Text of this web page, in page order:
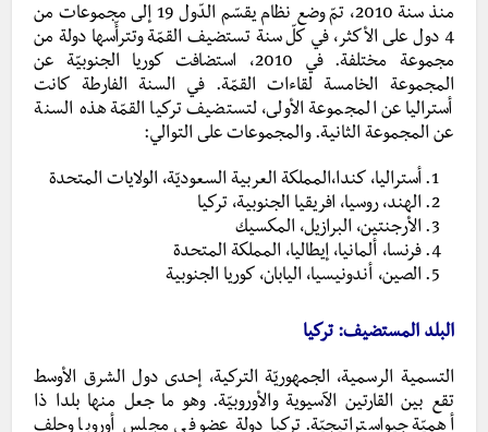
منذ سنة 2010، تمّ وضع نظام يقسّم الدّول 19 إلى مجموعات من
4 دول على الأكثر، في كلّ سنة تستضيف القمّة وتترأّسها دولة من
مجموعة مختلفة. في 2010، استضافت كوريا الجنوبيّة عن
المجموعة الخامسة لقاءات القمّة. في السنة الفارطة كانت
أستراليا عن المجموعة الأولى، لتستضيف تركيا القمّة هذه السنة
عن المجموعة الثانية. والمجموعات على التوالي:
أستراليا، كندا،المملكة العربية السعوديّة، الولايات المتحدة
الهند، روسيا، افريقيا الجنوبية، تركيا
الأرجنتين، البرازيل، المكسيك
فرنسا، ألمانيا، إيطاليا، المملكة المتحدة
الصين، أندونيسيا، اليابان، كوريا الجنوبية
البلد المستضيف: تركيا
التسمية الرسمية، الجمهوريّة التركية، إحدى دول الشرق الأوسط
تقع بين القارتين الآسيوية والأوروبيّة. وهو ما جعل منها بلدا ذا